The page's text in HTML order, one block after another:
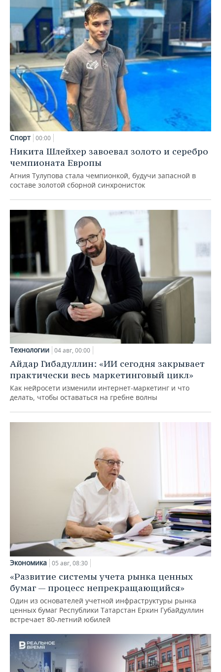
Спорт 00:00
Никита Шлейхер завоевал золото и серебро
чемпионата Европы
Агния Тулупова стала чемпионкой, будучи запасной в
составе золотой сборной синхронисток
Технологии 04 авг, 00:00
Айдар Гибадуллин: «ИИ сегодня закрывает
практически весь маркетинговый цикл»
Как нейросети изменили интернет-маркетинг и что
делать, чтобы оставаться на гребне волны
Экономика 05 авг, 08:30
«Развитие системы учета рынка ценных
бумаг — процесс непрекращающийся»
Один из основателей учетной инфраструктуры рынка
ценных бумаг Республики Татарстан Еркин Губайдуллин
встречает 80-летний юбилей